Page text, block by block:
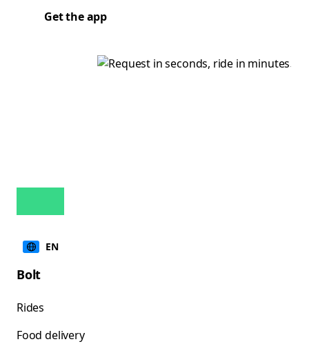
Get the app
EN
Bolt
Rides
Food delivery